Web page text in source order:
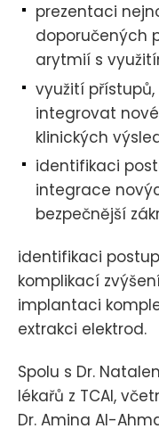
prezentaci
doporučených
arytmií s
využití
integrovat
klinických
identifikaci
integrace
bezpečnější
identifikaci
komplikací
implantaci
extrakci elektrod.
Spolu s Dr.
lékařů z TCAI,
Dr. Amina Al-